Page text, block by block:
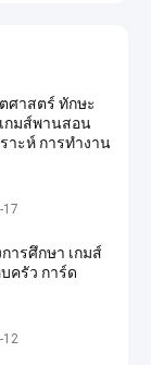
ศาสตร์ ทักษะ
กมส์พานสอน
าะห์ การทํางาน
17
ารศึกษา เกมส์
ครัว การ์ด
12